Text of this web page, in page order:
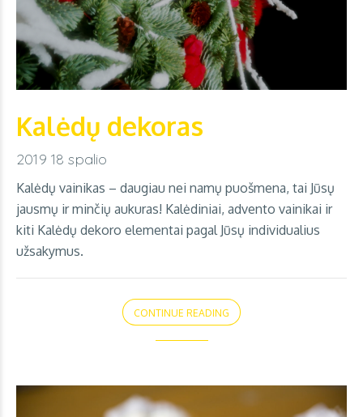
Kalėdų dekoras
2019 18 spalio
Kalėdų vainikas – daugiau nei namų puošmena, tai Jūsų
jausmų ir minčių aukuras! Kalėdiniai, advento vainikai ir
kiti Kalėdų dekoro elementai pagal Jūsų individualius
užsakymus.
CONTINUE READING